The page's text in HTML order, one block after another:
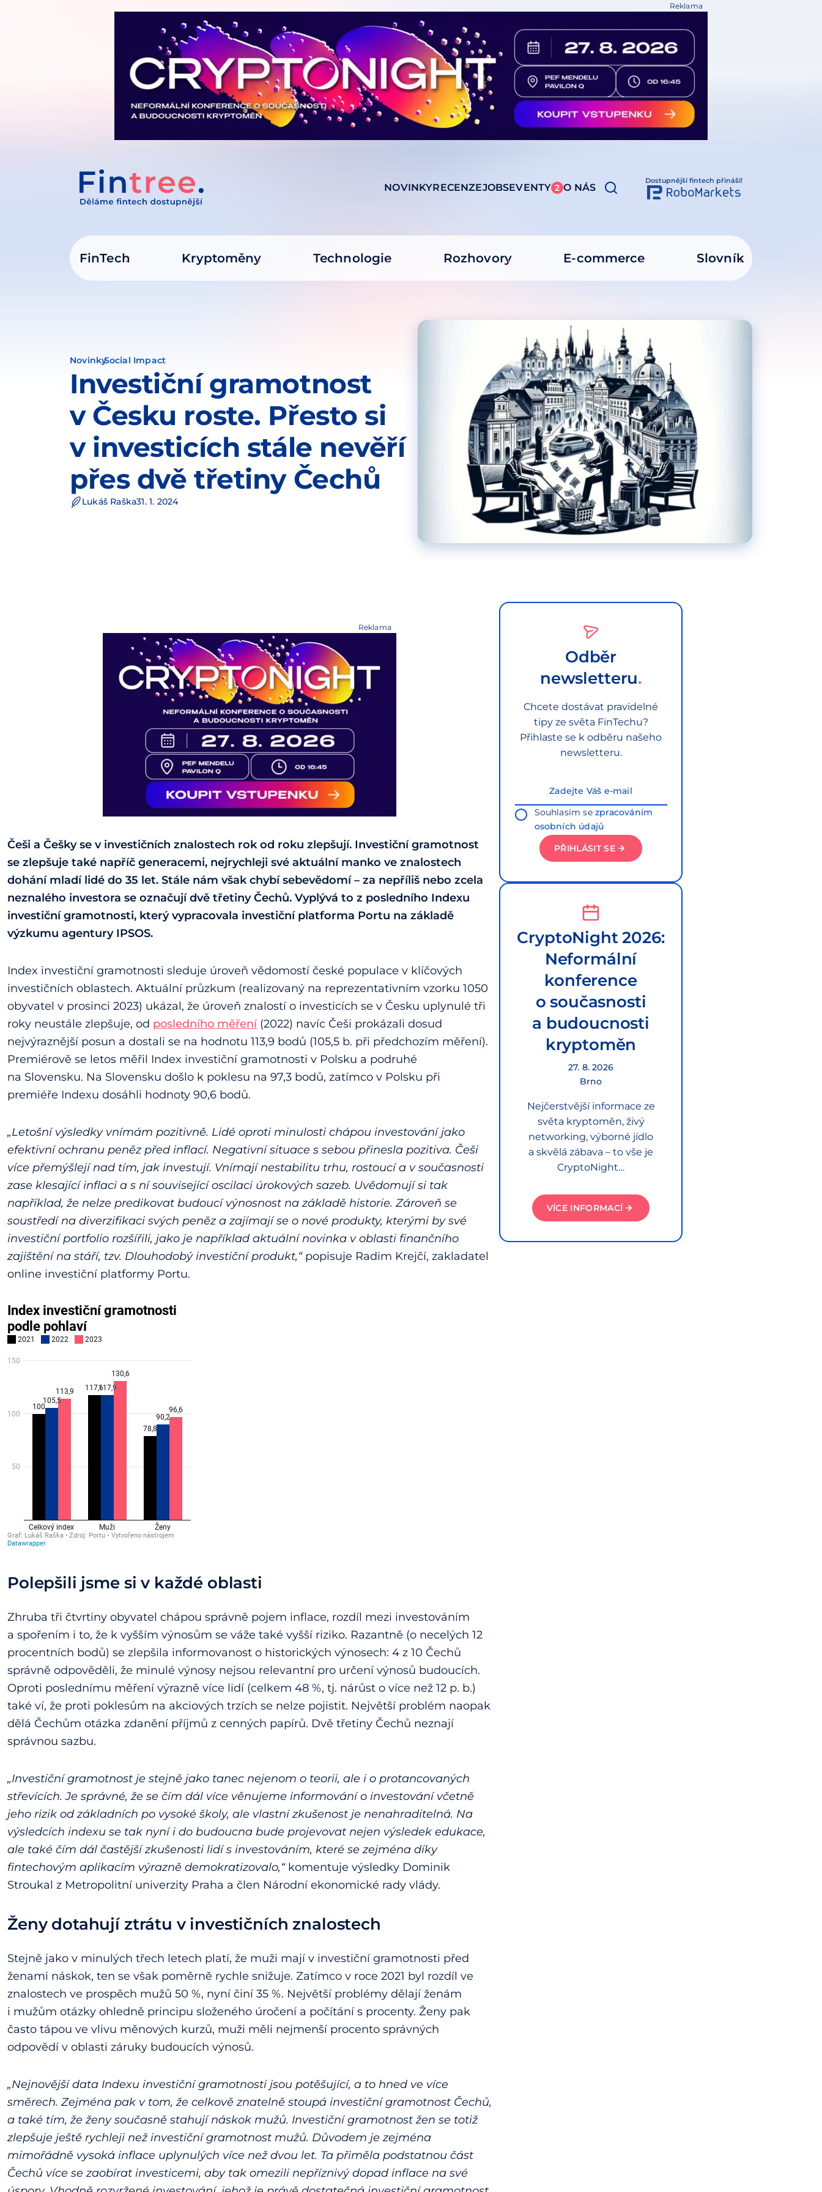
Reklama
NOVINKYRECENZEJOBSEVENTY 2 O NÁS
Dostupnější fintech přináší!
FinTech Kryptoměny Technologie Rozhovory E-commerce Slovník
NovinkySocial Impact
Investiční gramotnost
v Česku roste. Přesto si
v investicích stále nevěří
přes dvě třetiny Čechů
Lukáš Raška31. 1. 2024
Reklama
Češi a Češky se v investičních znalostech rok od roku zlepšují. Investiční gramotnost
se zlepšuje také napříč generacemi, nejrychleji své aktuální manko ve znalostech
dohání mladí lidé do 35 let. Stále nám však chybí sebevědomí – za nepříliš nebo zcela
neznalého investora se označují dvě třetiny Čechů. Vyplývá to z posledního Indexu
investiční gramotnosti, který vypracovala investiční platforma Portu na základě
výzkumu agentury IPSOS.
Index investiční gramotnosti sleduje úroveň vědomostí české populace v klíčových
investičních oblastech. Aktuální průzkum (realizovaný na reprezentativním vzorku 1050
obyvatel v prosinci 2023) ukázal, že úroveň znalostí o investicích se v Česku uplynulé tři
roky neustále zlepšuje, od posledního měření(2022) navíc Češi prokázali dosud
nejvýraznější posun a dostali se na hodnotu 113,9 bodů (105,5 b. při předchozím měření).
Premiérově se letos měřil Index investiční gramotnosti v Polsku a podruhé
na Slovensku. Na Slovensku došlo k poklesu na 97,3 bodů, zatímco v Polsku při
premiéře Indexu dosáhli hodnoty 90,6 bodů.
„Letošní výsledky vnímám pozitivně. Lidé oproti minulosti chápou investování jako
efektivní ochranu peněz před inflací. Negativní situace s sebou přinesla pozitiva. Češi
více přemýšlejí nad tím, jak investují. Vnímají nestabilitu trhu, rostoucí a v současnosti
zase klesající inflaci a s ní související oscilaci úrokových sazeb. Uvědomují si tak
například, že nelze predikovat budoucí výnosnost na základě historie. Zároveň se
soustředí na diverzifikaci svých peněz a zajímají se o nové produkty, kterými by své
investiční portfolio rozšířili, jako je například aktuální novinka v oblasti finančního
zajištění na stáří, tzv. Dlouhodobý investiční produkt,“popisuje Radim Krejčí, zakladatel
online investiční platformy Portu.
Polepšili jsme si v každé oblasti
Zhruba tři čtvrtiny obyvatel chápou správně pojem inflace, rozdíl mezi investováním
a spořením i to, že k vyšším výnosům se váže také vyšší riziko. Razantně (o necelých 12
procentních bodů) se zlepšila informovanost o historických výnosech: 4 z 10 Čechů
správně odpověděli, že minulé výnosy nejsou relevantní pro určení výnosů budoucích.
Oproti poslednímu měření výrazně více lidí (celkem 48 %, tj. nárůst o více než 12 p. b.)
také ví, že proti poklesům na akciových trzích se nelze pojistit. Největší problém naopak
dělá Čechům otázka zdanění příjmů z cenných papírů. Dvě třetiny Čechů neznají
správnou sazbu.
„Investiční gramotnost je stejně jako tanec nejenom o teorii, ale i o protancovaných
střevících. Je správné, že se čím dál více věnujeme informování o investování včetně
jeho rizik od základních po vysoké školy, ale vlastní zkušenost je nenahraditelná. Na
výsledcích indexu se tak nyní i do budoucna bude projevovat nejen výsledek edukace,
ale také čím dál častější zkušenosti lidí s investováním, které se zejména díky
fintechovým aplikacím výrazně demokratizovalo,“komentuje výsledky Dominik
Stroukal z Metropolitní univerzity Praha a člen Národní ekonomické rady vlády.
Ženy dotahují ztrátu v investičních znalostech
Stejně jako v minulých třech letech platí, že muži mají v investiční gramotnosti před
ženami náskok, ten se však poměrně rychle snižuje. Zatímco v roce 2021 byl rozdíl ve
znalostech ve prospěch mužů 50 %, nyní činí 35 %. Největší problémy dělají ženám
i mužům otázky ohledně principu složeného úročení a počítání s procenty. Ženy pak
často tápou ve vlivu měnových kurzů, muži měli nejmenší procento správných
odpovědí v oblasti záruky budoucích výnosů.
„Nejnovější data Indexu investiční gramotnosti jsou potěšující, a to hned ve více
směrech. Zejména pak v tom, že celkově znatelně stoupá investiční gramotnost Čechů,
a také tím, že ženy současně stahují náskok mužů. Investiční gramotnost žen se totiž
zlepšuje ještě rychleji než investiční gramotnost mužů. Důvodem je zejména
mimořádně vysoká inflace uplynulých více než dvou let. Ta přiměla podstatnou část
Čechů více se zaobírat investicemi, aby tak omezili nepříznivý dopad inflace na své
Odběr
newsletteru
Chcete dostávat pravidelné
tipy ze světa FinTechu?
Přihlaste se k odběru našeho
newsletteru.
Souhlasím sezpracováním
osobních údajů
PŘIHLÁSIT SE
CryptoNight 2026:
Neformální
konference
o současnosti
a budoucnosti
kryptoměn
27. 8. 2026
Brno
Nejčerstvější informace ze
světa kryptoměn, živý
networking, výborné jídlo
a skvělá zábava – to vše je
CryptoNight…
VÍCE INFORMACÍ